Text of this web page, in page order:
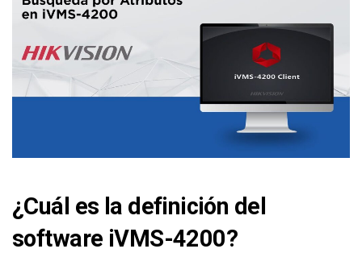
¿Cuál es la definición del
software iVMS-4200?